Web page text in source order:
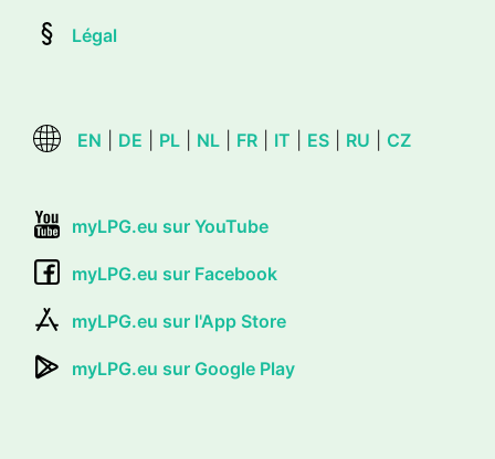
Légal
EN DE PL NL FR IT ES RU CZ
myLPG.eu sur YouTube
myLPG.eu sur Facebook
myLPG.eu sur l'App Store
myLPG.eu sur Google Play